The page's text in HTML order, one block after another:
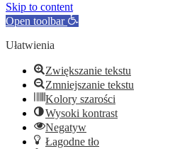
Skip to content
Open toolbar
Ułatwienia
Zwiększanie tekstu
Zmniejszanie tekstu
Kolory szarości
Wysoki kontrast
Negatyw
Łagodne tło